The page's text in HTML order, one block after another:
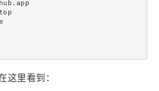
这里看到：